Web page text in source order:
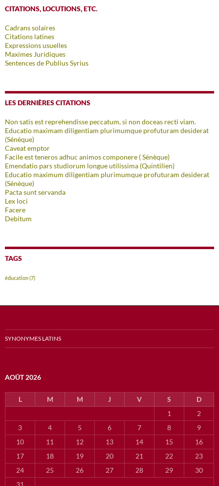
CITATIONS, LOCUTIONS, ETC.
Cadrans solaires
Citations latines
Expressions usuelles
Maximes Juridiques
Sentences de Publius Syrius
LES DERNIÈRES CITATIONS
Non satis est reprehendisse peccatum, si non doceas recti viam.
Educatio maximam diligentiam plurimumque profuturam desiderat
(Sénèque)
Caveat emptor
Facile est teneros adhuc animos componere ( Sénèque)
Emendatio pars studiorum longue utilissima (Quintilien)
Educatio maximum diligentiam plurimumque profuturam desiderat
(Sénèque)
Pacta sunt servanda
Lex loci
Facere
Debitum
TAGS
éducation(7)
SYNONYMES LATINS
AOÛT 2026
L M M J V S
D
1
2
3
4 5 6 7 8
9
10
11 12 13 14 15
16
17
18 19 20 21 22
23
24
25 26 27 28 29
30